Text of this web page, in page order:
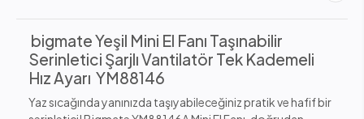
bigmate Yeşil Mini El Fanı Taşınabilir
Serinletici Şarjlı Vantilatör Tek Kademeli
Hız Ayarı YM88146
Yaz sıcağında yanınızda taşıyabileceğiniz pratik ve hafif bir